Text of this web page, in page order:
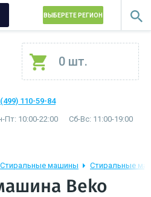
ВЫБЕРЕТЕ РЕГИОН
0 шт.
110-59-84
Пт: 10:00-22:00 Сб-Вс: 11:00-19:00
Стиральные машины Стиральные
Beko